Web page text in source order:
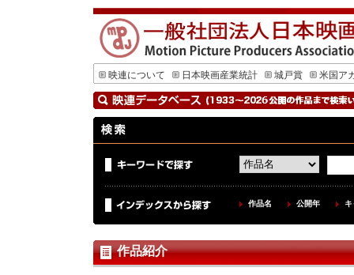
映連について 日本映画産業統計 城戸賞 米国ア
作品名 公開年
作品紹介